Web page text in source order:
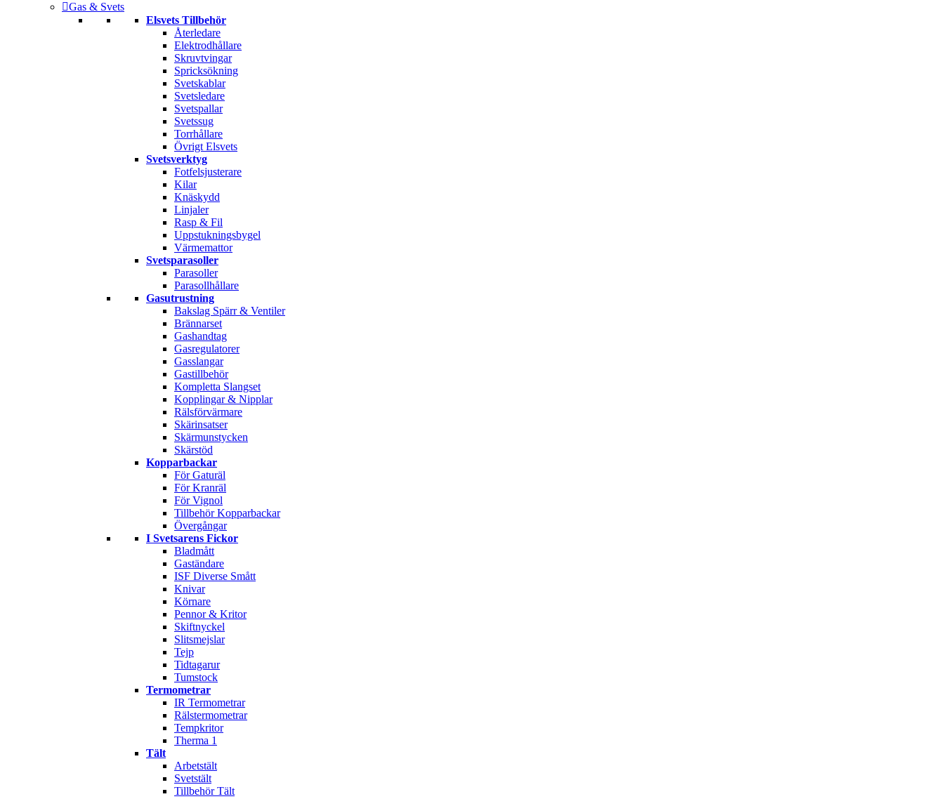
Gas & Svets
Elsvets Tillbehör
Återledare
Elektrodhållare
Skruvtvingar
Spricksökning
Svetskablar
Svetsledare
Svetspallar
Svetssug
Torrhållare
Övrigt Elsvets
Svetsverktyg
Fotfelsjusterare
Kilar
Knäskydd
Linjaler
Rasp & Fil
Uppstukningsbygel
Värmemattor
Svetsparasoller
Parasoller
Parasollhållare
Gasutrustning
Bakslag Spärr & Ventiler
Brännarset
Gashandtag
Gasregulatorer
Gasslangar
Gastillbehör
Kompletta Slangset
Kopplingar & Nipplar
Rälsförvärmare
Skärinsatser
Skärmunstycken
Skärstöd
Kopparbackar
För Gaturäl
För Kranräl
För Vignol
Tillbehör Kopparbackar
Övergångar
I Svetsarens Fickor
Bladmått
Gaständare
ISF Diverse Smått
Knivar
Körnare
Pennor & Kritor
Skiftnyckel
Slitsmejslar
Tejp
Tidtagarur
Tumstock
Termometrar
IR Termometrar
Rälstermometrar
Tempkritor
Therma 1
Tält
Arbetstält
Svetstält
Tillbehör Tält